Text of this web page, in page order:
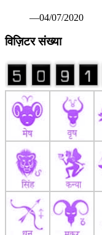
—04/07/2020
विज़िटर संख्या